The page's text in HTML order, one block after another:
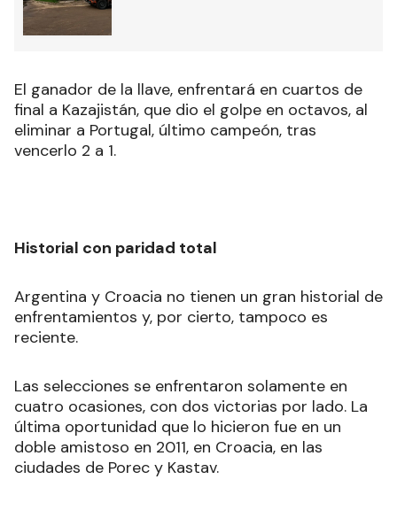
El ganador de la llave, enfrentará en cuartos de
final a Kazajistán, que dio el golpe en octavos, al
eliminar a Portugal, último campeón, tras
vencerlo 2 a 1.
Historial con paridad total
Argentina y Croacia no tienen un gran historial de
enfrentamientos y, por cierto, tampoco es
reciente.
Las selecciones se enfrentaron solamente en
cuatro ocasiones, con dos victorias por lado. La
última oportunidad que lo hicieron fue en un
doble amistoso en 2011, en Croacia, en las
ciudades de Porec y Kastav.